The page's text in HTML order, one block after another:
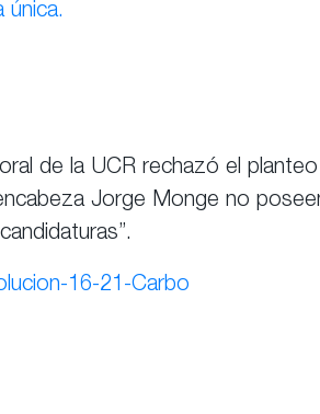
única.
de la UCR rechazó el
Jorge Monge no
16-21-Carbo